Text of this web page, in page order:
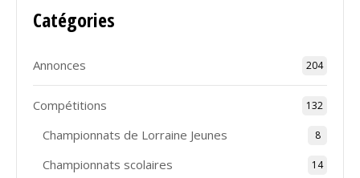
Catégories
Annonces 204
Compétitions 132
Championnats de Lorraine Jeunes 8
Championnats scolaires 14